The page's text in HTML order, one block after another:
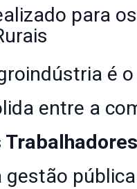
para os
é
entre a
gestão